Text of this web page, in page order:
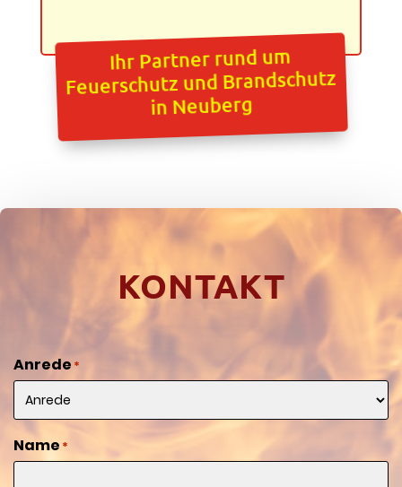
Ihr Partner rund um
Feuerschutz und Brandschutz
in Neuberg
KONTAKT
Anrede *
Name *